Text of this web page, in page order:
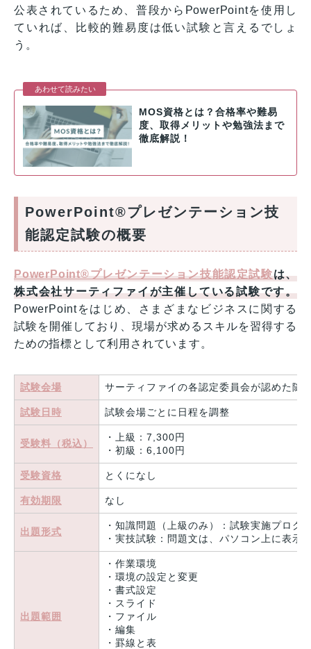
公表されているため、普段からPowerPointを使用し
ていれば、比較的難易度は低い試験と言えるでしょ
う。
MOS資格とは？合格率や難易
度、取得メリットや勉強法まで
徹底解説！
PowerPoint®プレゼンテーション技
能認定試験の概要
PowerPoint®プレゼンテーション技能認定試験は、
株式会社サーティファイが主催している試験です。
PowerPointをはじめ、さまざまなビジネスに関する
試験を開催しており、現場が求めるスキルを習得する
ための指標として利用されています。
試験会場 サーティファイの各認定委員会が認めた随
試験日時 試験会場ごとに日程を調整
受験料（税込）
・上級：7,300円
・初級：6,100円
受験資格 とくになし
有効期限 なし
出題形式
・知識問題（上級のみ）：試験実施プログ
・実技試験：問題文は、パソコン上に表
出題範囲
・作業環境
・環境の設定と変更
・書式設定
・スライド
・ファイル
・編集
・罫線と表